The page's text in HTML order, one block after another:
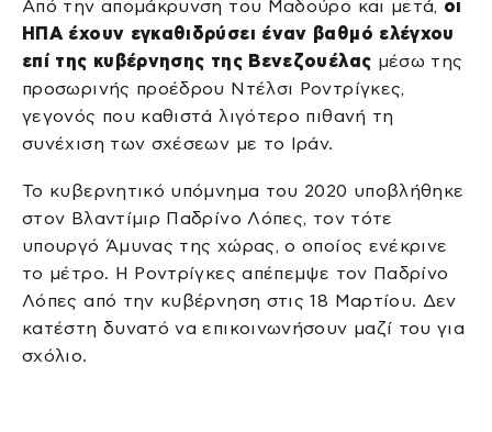
Από την απομάκρυνση του Μαδούρο και μετά, οι
ΗΠΑ έχουν εγκαθιδρύσει έναν βαθμό ελέγχου
επί της κυβέρνησης της Βενεζουέλας μέσω της
προσωρινής προέδρου Ντέλσι Ροντρίγκες,
γεγονός που καθιστά λιγότερο πιθανή τη
συνέχιση των σχέσεων με το Ιράν.
Το κυβερνητικό υπόμνημα του 2020 υποβλήθηκε
στον Βλαντίμιρ Παδρίνο Λόπες, τον τότε
υπουργό Άμυνας της χώρας, ο οποίος ενέκρινε
το μέτρο. Η Ροντρίγκες απέπεμψε τον Παδρίνο
Λόπες από την κυβέρνηση στις 18 Μαρτίου. Δεν
κατέστη δυνατό να επικοινωνήσουν μαζί του για
σχόλιο.